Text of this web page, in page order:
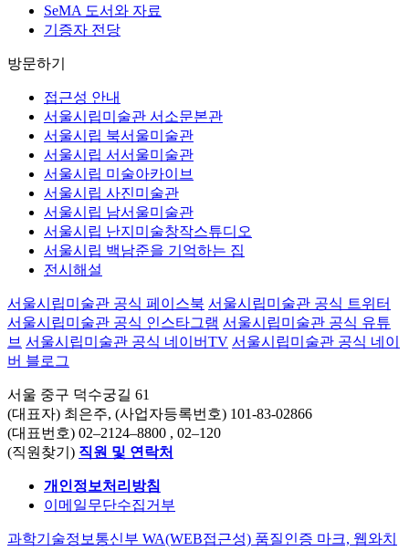
SeMA 도서와 자료
기증자 전당
방문하기
접근성 안내
서울시립미술관 서소문본관
서울시립 북서울미술관
서울시립 서서울미술관
서울시립 미술아카이브
서울시립 사진미술관
서울시립 남서울미술관
서울시립 난지미술창작스튜디오
서울시립 백남준을 기억하는 집
전시해설
서울시립미술관 공식 페이스북 서울시립미술관 공식 트위터
서울시립미술관 공식 인스타그램 서울시립미술관 공식 유튜
브 서울시립미술관 공식 네이버TV 서울시립미술관 공식 네이
버 블로그
서울 중구 덕수궁길 61
(대표자) 최은주, (사업자등록번호) 101-83-02866
(대표번호) 02–2124–8800 , 02–120
(직원찾기) 직원 및 연락처
개인정보처리방침
이메일무단수집거부
과학기술정보통신부 WA(WEB접근성) 품질인증 마크, 웹와치